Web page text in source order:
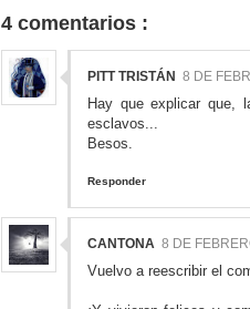
4 comentarios :
PITT TRISTÁN 8 DE
Hay que explicar que,
esclavos...
Besos.
Responder
CANTONA 8 DE
Vuelvo a reescribir el